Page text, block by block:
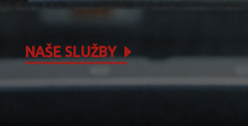
NAŠE SLUŽBY